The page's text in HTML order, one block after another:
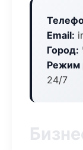
Email:
Город:
Режим
24/7